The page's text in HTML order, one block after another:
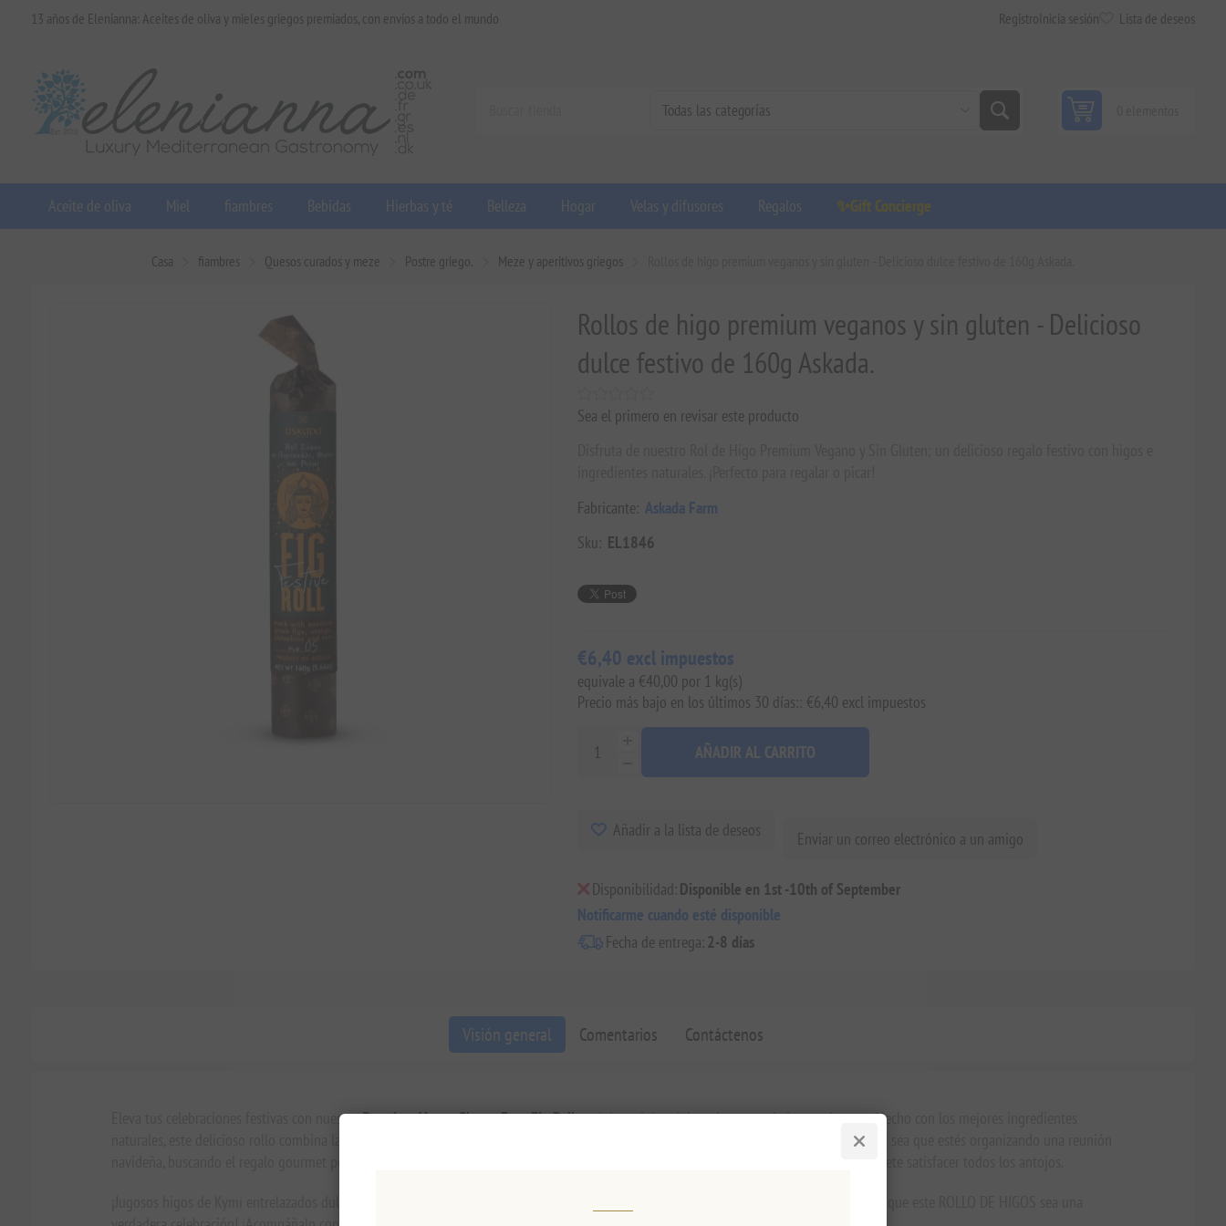
13 años de Elenianna: Aceites de oliva y mieles griegos premiados, con envíos a todo el mundo Registro Inicia sesión Lista de deseos
Aceite de oliva Miel fiambres Bebidas Hierbas y té Belleza Hogar Velas y difusores Regalos ✨Gift Concierge
Casa fiambres Quesos curados y meze Postre griego. Meze y aperitivos griegos
Rollos de higo premium veganos y sin gluten - Delicioso
dulce festivo de 160g Askada.
Sea el primero en revisar este producto
Fabricante: Askada Farm
Sku: EL1846
€6,40 excl impuestos
equivale a €40,00 por 1 kg(s)
Precio más bajo en los últimos 30 días:: €6,40 excl impuestos
AÑADIR AL CARRITO
Añadir a la lista de deseos Enviar un correo electrónico a un amigo
Disponibilidad:Disponible en 1st -10th of September
Notificarme cuando esté disponible
Fecha de entrega:2-8 días
Visión general Comentarios Contáctenos
Eleva tus celebraciones festivas con nuestroPremium Vegan Gluten-Free Fig Roll, un lujoso dulce elaborado para paladares exigentes. Hecho con los mejores ingredientes
naturales, este delicioso rollo combina la dulzura rica de higos madurados al sol con una masa suave y tierna que se derrite en tu boca. Ya sea que estés organizando una reunión